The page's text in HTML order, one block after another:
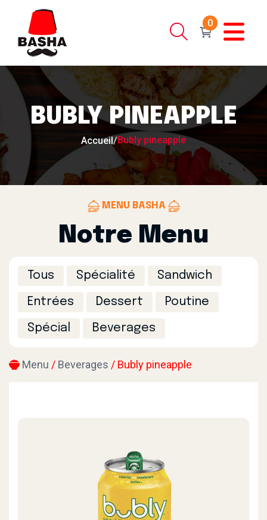
0
BUBLY PINEAPPLE
Accueil/Bubly pineapple
MENU BASHA
Notre Menu
Tous Spécialité Sandwich
Entrées Dessert Poutine
Spécial Beverages
Menu / Beverages / Bubly pineapple